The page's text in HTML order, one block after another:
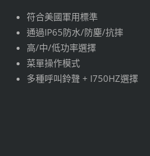
符合美國軍用標準
通過IP65防水/防塵/抗摔
高/中/低功率選擇
菜單操作模式
多種呼叫鈴聲 + I750HZ選擇